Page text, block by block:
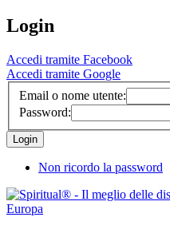
Login
Accedi tramite Facebook
Accedi tramite Google
Email o nome utente:
Password:
Non ricordo la password